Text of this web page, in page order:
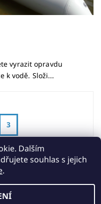
vyrazit opravdu
k vodě. Složi...
3
celkem
Dalším
souhlas s jejich
.